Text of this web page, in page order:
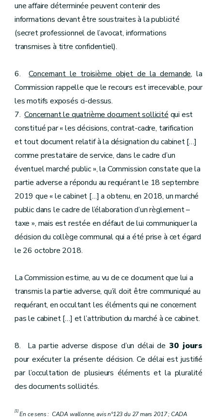
une affaire déterminée peuvent contenir des
informations devant être soustraites à la publicité
(secret professionnel de l’avocat, informations
transmises à titre confidentiel).
6.Concernant le troisième objet de la demande, la
Commission rappelle que le recours est irrecevable, pour
les motifs exposés ci-dessus.
7.Concernant le quatrième document sollicité qui est
constitué par « les décisions, contrat-cadre, tarification
et tout document relatif à la désignation du cabinet […]
comme prestataire de service, dans le cadre d’un
éventuel marché public », la Commission constate que la
partie adverse a répondu au requérant le 18 septembre
2019 que « le cabinet […] a obtenu, en 2018, un marché
public dans le cadre de l’élaboration d’un règlement –
taxe », mais est restée en défaut de lui communiquer la
décision du collège communal qui a été prise à cet égard
le 26 octobre 2018.
La Commission estime, au vu de ce document que lui a
transmis la partie adverse, qu’il doit être communiqué au
requérant, en occultant les éléments qui ne concernent
pas le cabinet […] et l’attribution du marché à ce cabinet.
​​​​​​8. La partie adverse dispose d’un délai de 30 jours
pour exécuter la présente décision. Ce délai est justifié
par l’occultation de plusieurs éléments et la pluralité
des documents sollicités.
[1]En ce sens : CADA wallonne, avis n°123 du 27 mars 2017 ; CADA